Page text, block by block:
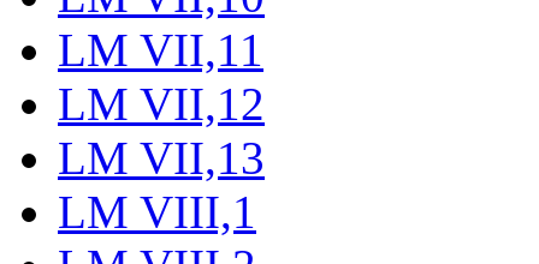
LM VII,11
LM VII,12
LM VII,13
LM VIII,1